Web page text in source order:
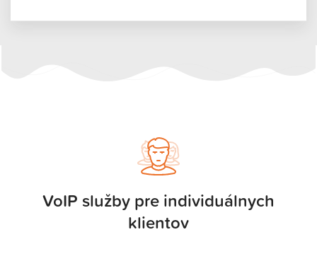
VoIP služby pre individuálnych
klientov